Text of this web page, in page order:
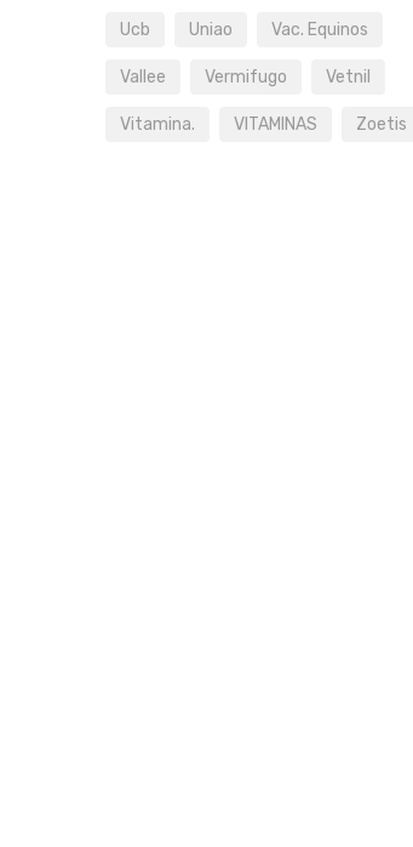
Ucb Uniao Vac. Equinos
Vallee Vermifugo Vetnil
Vitamina. VITAMINAS Zoetis